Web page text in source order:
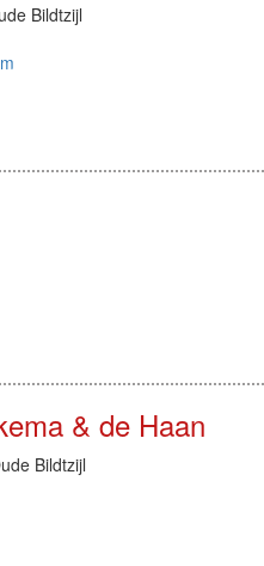
Bildtzijl
& de Haan
Bildtzijl